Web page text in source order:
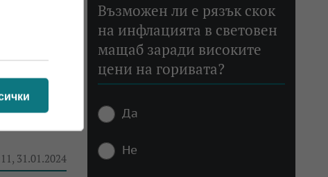
31.01.2024
Възможен ли е рязък скок
на инфлацията в световен
мащаб заради високите
цени на горивата?
Да
Не